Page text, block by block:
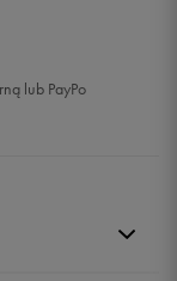
lub PayPo